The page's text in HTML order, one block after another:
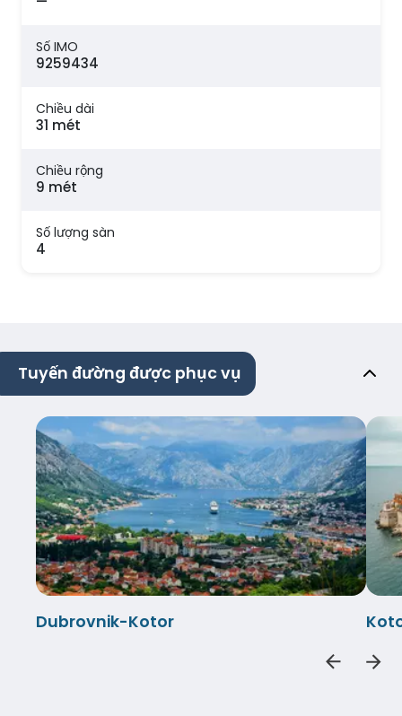
Số IMO
9259434
Chiều dài
31 mét
Chiều rộng
9 mét
Số lượng sàn
4
Tuyến đường được phục vụ
Dubrovnik-Kotor